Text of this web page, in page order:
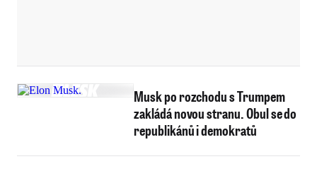
Musk po rozchodu s Trumpem
zakládá novou stranu. Obul se do
republikánů i demokratů